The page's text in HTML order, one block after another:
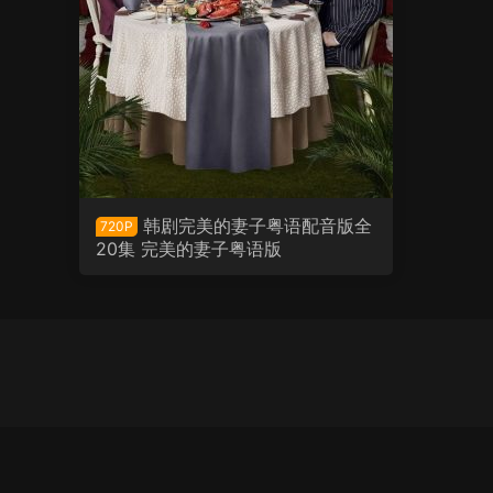
720P
韩剧完美的妻子粤语配音版全
20集 完美的妻子粤语版